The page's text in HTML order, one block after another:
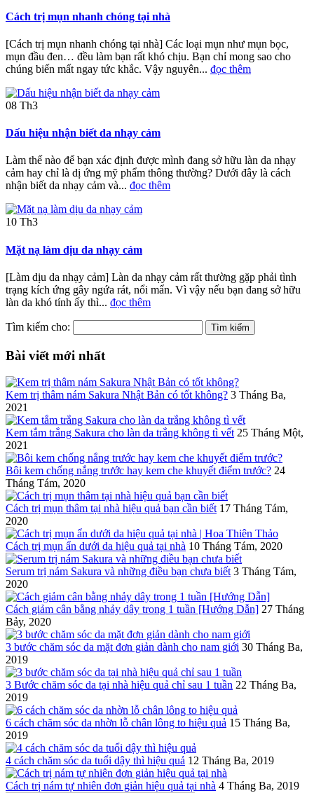
Cách trị mụn nhanh chóng tại nhà
[Cách trị mụn nhanh chóng tại nhà] Các loại mụn như mụn bọc,
mụn đầu đen… đều làm bạn rất khó chịu. Bạn chỉ mong sao cho
chúng biến mất ngay tức khắc. Vậy nguyên... đọc thêm
08 Th3
Dấu hiệu nhận biết da nhạy cảm
Làm thế nào để bạn xác định được mình đang sở hữu làn da nhạy
cảm hay chỉ là dị ứng mỹ phẩm thông thường? Dưới đây là cách
nhận biết da nhạy cảm và... đọc thêm
10 Th3
Mặt nạ làm dịu da nhạy cảm
[Làm dịu da nhạy cảm] Làn da nhạy cảm rất thường gặp phải tình
trạng kích ứng gây ngứa rát, nổi mẩn. Vì vậy nếu bạn đang sở hữu
làn da khó tính ấy thì... đọc thêm
Tìm kiếm cho:
Bài viết mới nhất
Kem trị thâm nám Sakura Nhật Bản có tốt không? 3 Tháng Ba,
2021
Kem tắm trắng Sakura cho làn da trắng không tì vết 25 Tháng Một,
2021
Bôi kem chống nắng trước hay kem che khuyết điểm trước? 24
Tháng Tám, 2020
Cách trị mụn thâm tại nhà hiệu quả bạn cần biết 17 Tháng Tám,
2020
Cách trị mụn ẩn dưới da hiệu quả tại nhà 10 Tháng Tám, 2020
Serum trị nám Sakura và những điều bạn chưa biết 3 Tháng Tám,
2020
Cách giảm cân bằng nhảy dây trong 1 tuần [Hướng Dẫn] 27 Tháng
Bảy, 2020
3 bước chăm sóc da mặt đơn giản dành cho nam giới 30 Tháng Ba,
2019
3 Bước chăm sóc da tại nhà hiệu quả chỉ sau 1 tuần 22 Tháng Ba,
2019
6 cách chăm sóc da nhờn lỗ chân lông to hiệu quả 15 Tháng Ba,
2019
4 cách chăm sóc da tuổi dậy thì hiệu quả 12 Tháng Ba, 2019
Cách trị nám tự nhiên đơn giản hiệu quả tại nhà 4 Tháng Ba, 2019